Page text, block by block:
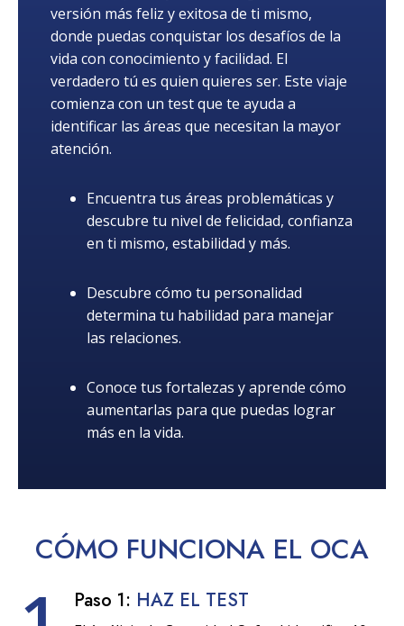
versión más feliz y exitosa de ti mismo,
donde puedas conquistar los desafíos de la
vida con conocimiento y facilidad. El
verdadero tú es quien quieres ser. Este viaje
comienza con un test que te ayuda a
identificar las áreas que necesitan la mayor
atención.
Encuentra tus áreas problemáticas y
descubre tu nivel de felicidad, confianza
en ti mismo, estabilidad y más.
Descubre cómo tu personalidad
determina tu habilidad para manejar
las relaciones.
Conoce tus fortalezas y aprende cómo
aumentarlas para que puedas lograr
más en la vida.
CÓMO FUNCIONA EL OCA
Paso 1: HAZ EL TEST